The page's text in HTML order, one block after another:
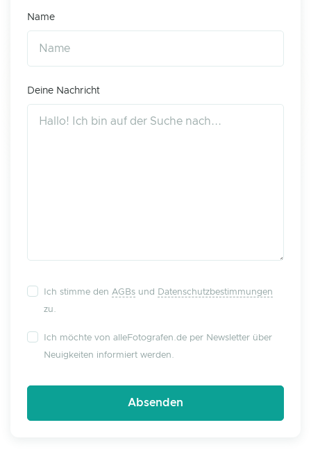
Name
Deine Nachricht
Ich stimme den AGBs und
Datenschutzbestimmungen
zu.
Ich möchte von alleFotografen.de per Newsletter über
Neuigkeiten informiert werden.